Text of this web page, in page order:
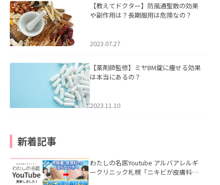
【教えてドクター】防風通聖散の効果
や副作用は？長期服用は危険なの？
2023.07.27
【薬剤師監修】ミヤBM錠に痩せる効果
は本当にあるの？
2023.11.10
新着記事
わたしの名医Youtube アルバアレルギ
ークリニック札幌「ニキビが皮膚科で